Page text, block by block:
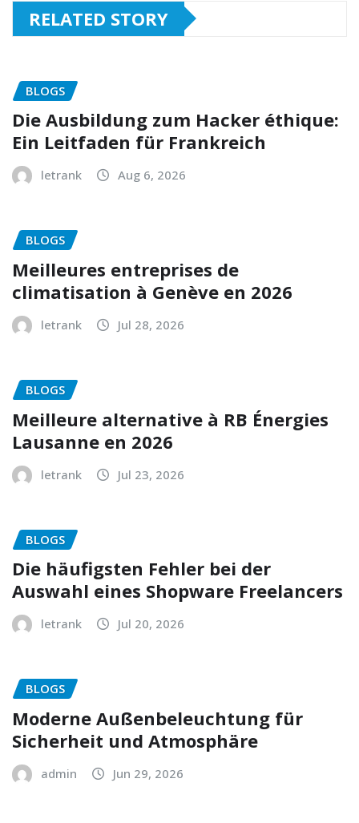
RELATED STORY
BLOGS
Die Ausbildung zum Hacker éthique:
Ein Leitfaden für Frankreich
letrank Aug 6, 2026
BLOGS
Meilleures entreprises de
climatisation à Genève en 2026
letrank Jul 28, 2026
BLOGS
Meilleure alternative à RB Énergies
Lausanne en 2026
letrank Jul 23, 2026
BLOGS
Die häufigsten Fehler bei der
Auswahl eines Shopware Freelancers
letrank Jul 20, 2026
BLOGS
Moderne Außenbeleuchtung für
Sicherheit und Atmosphäre
admin Jun 29, 2026